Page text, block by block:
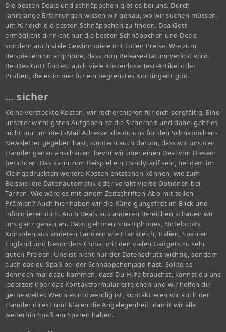
Die besten Deals und schnäppchen gibt es bei uns. Durch
Jahrelange Erfahrungen wissen wir genau, wo wir suchen müssen,
um für dich die besten Schnäppchen zu finden. DealGott
ermöglicht dir nicht nur die besten Schnäppchen und Deals,
sondern auch viele Gewinnspiele mit tollen Preise. Wie zum
Beispiel ein Smartphone, dass zum Release-Datum verlost wird.
Bei DealGott findest auch viele kostenlose Test-Artikel oder
Proben, die es immer für ein begrenztes Kontingent gibt.
… sicher
Keine versteckte Kosten, wir recherchieren für dich sorgfältig. Eine
unserer wichtigsten Aufgaben ist die Sicherheit und dabei geht es
nicht nur um die E-Mail Adresse, die du uns für den Schnäppchen-
Newsletter gegeben hast, sondern auch darum, dass wir uns den
Händler genau anschauen, bevor wir über einen Deal von Diesem
berichten. Das kann zum Beispiel ein Handytarif sein, bei dem im
Kleingedruckten weitere Kosten entstehen können, wie zum
Beispiel die Datenautomatik oder voraktivierte Optionen bei
Tarifen. Wie wäre es mit einem Zeitschriften-Abo mit tollen
Prämien? Auch hier haben wir die Kündigungsfrist im Blick und
informieren dich. Auch Deals aus anderen Bereichen schauen wir
uns ganz genau an. Dazu gehören Smartphones, Notebooks,
Konsolen aus anderen Ländern wie Frankreich, Italien, Spanien,
England und besonders China, mit den vielen Gadgets zu sehr
guten Preisen. Uns ist nicht nur der Datenschutz wichtig, sondern
auch das du Spaß bei der Schnäppchenjagd hast. Sollte es
dennoch mal dazu kommen, dass Du Hilfe brauchst, kannst du uns
jederzeit über das Kontaktformular erreichen und wir helfen dir
gerne weiter. Wenn es notwendig ist, kontaktieren wir auch den
Händler direkt und klären die Angelegenheit, damit wir alle
weiterhin Spaß am Sparen haben.